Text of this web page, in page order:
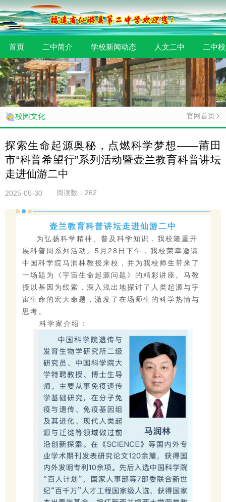
首页 二中简介 学校新闻动态 人文二中 二中
校园文化 官网首页
探索生命起源奥秘，点燃科学梦想——莆田
市“科普希望行”系列活动暨壶兰教育科普讲坛
走进仙游二中
2025-05-30 阅读数： 262
壶兰教育科普讲坛走进仙游二中
为弘扬科学精神、普及科学知识，我校隆重开
展科普周系列活动。5月28日下午，我校荣幸邀请
中国科学院马润林教授来校，并为我校师生带来了
一场题为《宇宙生命起源问题》的精彩讲座。马教
授以基因为线索，深入浅出地探讨了人类起源与宇
宙生命的宏大命题，激发了在场师生的科学热情与
思考。
科学家介绍：